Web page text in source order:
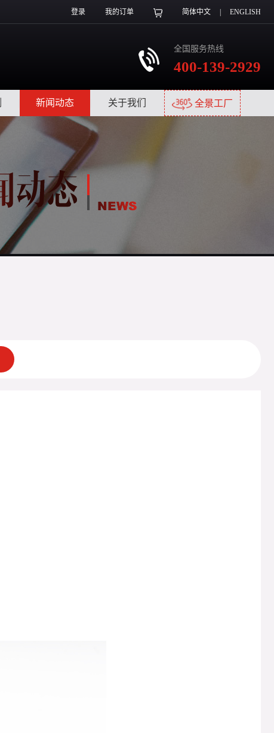
登录 我的订单 简体中文 ENGLISH
全国服务热线
400-139-2929
新闻动态 关于我们 全景工厂